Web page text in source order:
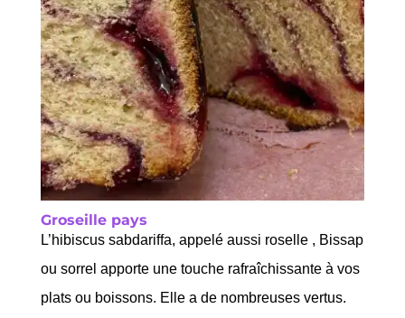
Groseille pays
L’hibiscus sabdariffa, appelé aussi roselle , Bissap
ou sorrel apporte une touche rafraîchissante à vos
plats ou boissons. Elle a de nombreuses vertus.